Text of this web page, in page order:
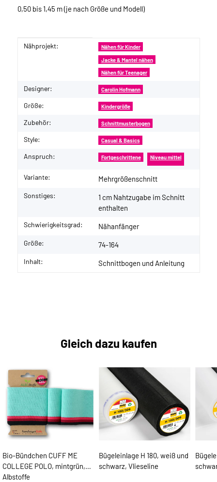
0,50 bis 1,45 m (je nach Größe und Modell)
Produkteigenschaft
Wert
Nähprojekt: Nähen für Kinder
Jacke & Mantel nähen
Nähen für Teenager
Designer: Carolin Hofmann
Größe: Kindergröße
Zubehör: Schnittmusterbogen
Style: Casual & Basics
Anspruch: Fortgeschrittene Niveau mittel
Variante: Mehrgrößenschnitt
Sonstiges:
1 cm Nahtzugabe im Schnitt
enthalten
Schwierigkeitsgrad: Nähanfänger
Größe: 74-164
Inhalt: Schnittbogen und Anleitung
Gleich dazu kaufen
Bio-Bündchen CUFF ME
COLLEGE POLO, mintgrün,
Albstoffe
Bügeleinlage H 180, weiß und
schwarz, Vlieseline